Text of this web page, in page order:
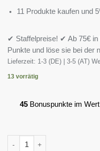
11 Produkte kaufen und
✔ Staffelpreise! ✔ Ab 75€
Punkte und löse sie bei der
Lieferzeit: 1-3 (DE) | 3-5 (AT)
13 vorrätig
45 Bonuspunkte im
INLEAD Nattokinase 120